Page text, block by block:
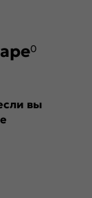
щит на основе
0
вы